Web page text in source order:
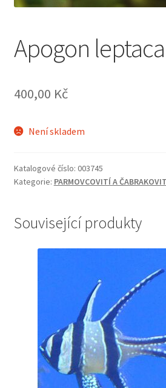
Apogon
400,00 Kč
Není skladem
Katalogové číslo: 003745
Kategorie: PARMOVCOVITÍ A
Související produkty